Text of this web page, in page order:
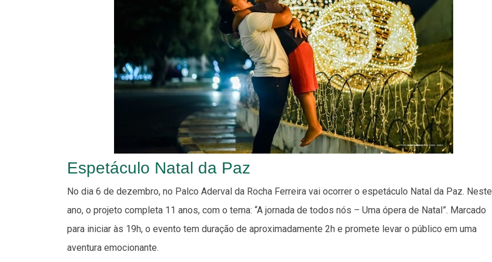
Espetáculo Natal da Paz
No dia 6 de dezembro, no Palco Aderval da Rocha Ferreira vai ocorrer o espetáculo Natal da Paz. Neste
ano, o projeto completa 11 anos, com o tema: “A jornada de todos nós – Uma ópera de Natal”. Marcado
para iniciar às 19h, o evento tem duração de aproximadamente 2h e promete levar o público em uma
aventura emocionante.